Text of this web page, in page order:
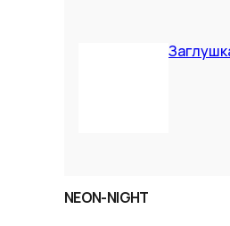
NEON-NIGHT